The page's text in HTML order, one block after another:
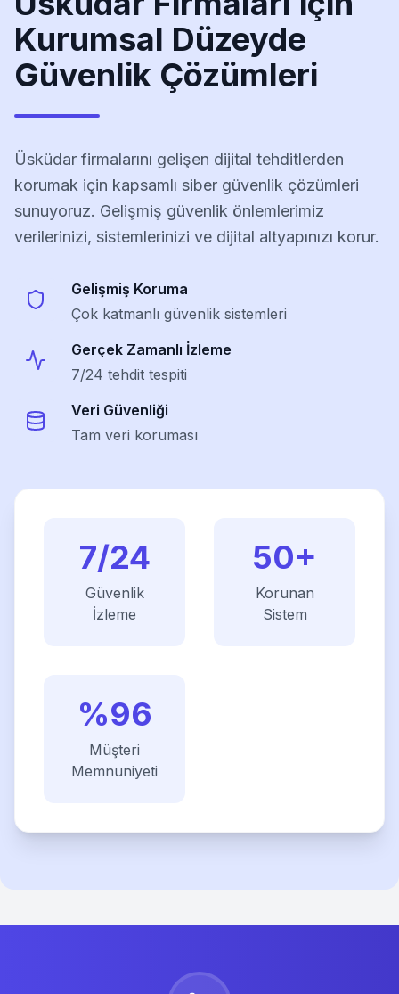
Kurumsal Düzeyde
Güvenlik Çözümleri
Üsküdar firmalarını gelişen dijital tehditlerden
korumak için kapsamlı siber güvenlik çözümleri
sunuyoruz. Gelişmiş güvenlik önlemlerimiz
verilerinizi, sistemlerinizi ve dijital altyapınızı korur.
Gelişmiş Koruma
Çok katmanlı güvenlik sistemleri
Gerçek Zamanlı İzleme
7/24 tehdit tespiti
Veri Güvenliği
Tam veri koruması
7/24
Güvenlik
İzleme
50+
Korunan
Sistem
%96
Müşteri
Memnuniyeti